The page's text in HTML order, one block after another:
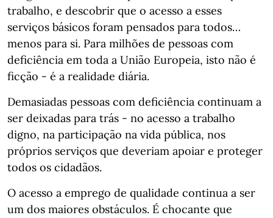
trabalho, e descobrir que o acesso a esses
serviços básicos foram pensados para todos…
menos para si. Para milhões de pessoas com
deficiência em toda a União Europeia, isto não é
ficção - é a realidade diária.
Demasiadas pessoas com deficiência continuam a
ser deixadas para trás - no acesso a trabalho
digno, na participação na vida pública, nos
próprios serviços que deveriam apoiar e proteger
todos os cidadãos.
O acesso a emprego de qualidade continua a ser
um dos maiores obstáculos. É chocante que